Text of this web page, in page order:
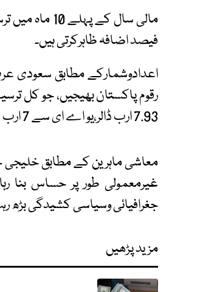
فیصد اضافہ ظاہرکرتی ہیں۔
رقوم پاکستان بھیجیں، جو کل
7.93 ارب ڈالر،یو اے ای سے 7 ارب ڈالر موصول ہوئے۔
معاشی ماہرین کے مطابق خلیجی
غیرمعمولی طور پر حساس
جغرافیائی وسیاسی کشیدگی بڑھ
مزید پڑھیں